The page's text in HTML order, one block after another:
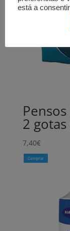
Pensos
2
7,40€
Comprar
está a